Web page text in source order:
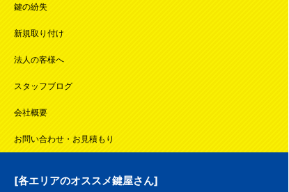
鍵の紛失
新規取り付け
法人の客様へ
スタッフブログ
会社概要
お問い合わせ・お見積もり
[各エリアのオススメ鍵屋さん]